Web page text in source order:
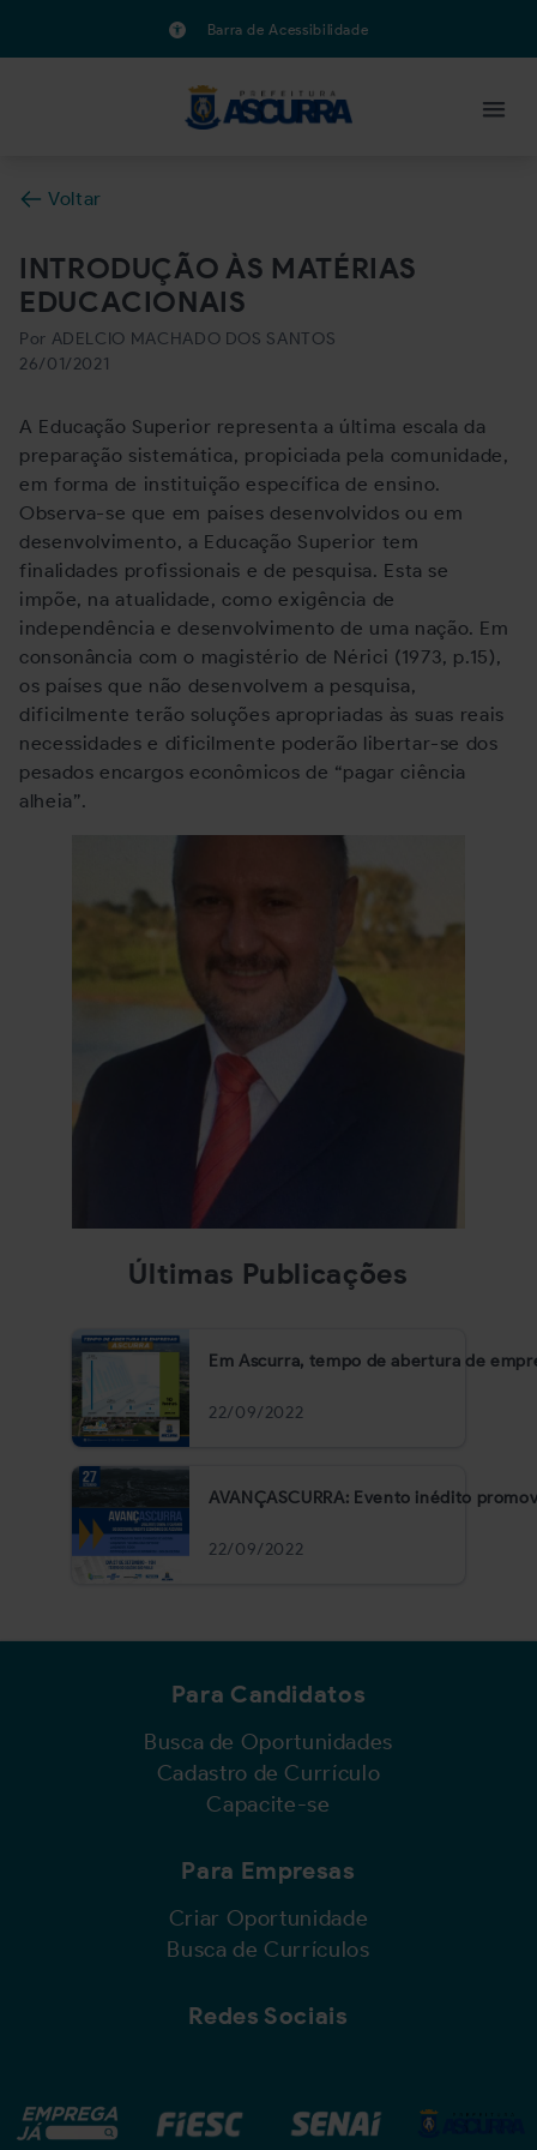
Barra de Acessibilidade
Voltar
INTRODUÇÃO ÀS MATÉRIAS
EDUCACIONAIS
Por ADELCIO MACHADO DOS SANTOS
26/01/2021
A Educação Superior representa a última escala da
preparação sistemática, propiciada pela comunidade,
em forma de instituição específica de ensino.
Observa-se que em países desenvolvidos ou em
desenvolvimento, a Educação Superior tem
finalidades profissionais e de pesquisa. Esta se
impõe, na atualidade, como exigência de
independência e desenvolvimento de uma nação. Em
consonância com o magistério de Nérici (1973, p.15),
os países que não desenvolvem a pesquisa,
dificilmente terão soluções apropriadas às suas reais
necessidades e dificilmente poderão libertar-se dos
pesados encargos econômicos de “pagar ciência
alheia”.
Últimas Publicações
Em Ascurra, tempo de abertura de
22/09/2022
AVANÇASCURRA: Evento inédito
22/09/2022
Para Candidatos
Busca de Oportunidades
Cadastro de Currículo
Capacite-se
Para Empresas
Criar Oportunidade
Busca de Currículos
Redes Sociais